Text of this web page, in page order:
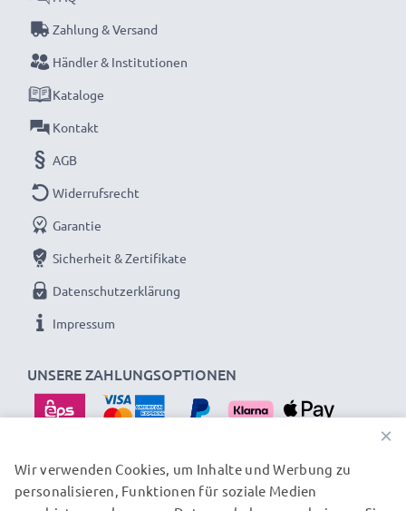
UNSERE ZAHLUNGSOPTIONEN
Zahlung & Versand
Händler & Institutionen
Kataloge
Kontakt
AGB
Widerrufsrecht
Garantie
Sicherheit & Zertifikate
Datenschutzerklärung
Impressum
UNSERE VERSANDPARTNER
×
Wir verwenden Cookies, um Inhalte und Werbung zu
personalisieren, Funktionen für soziale Medien